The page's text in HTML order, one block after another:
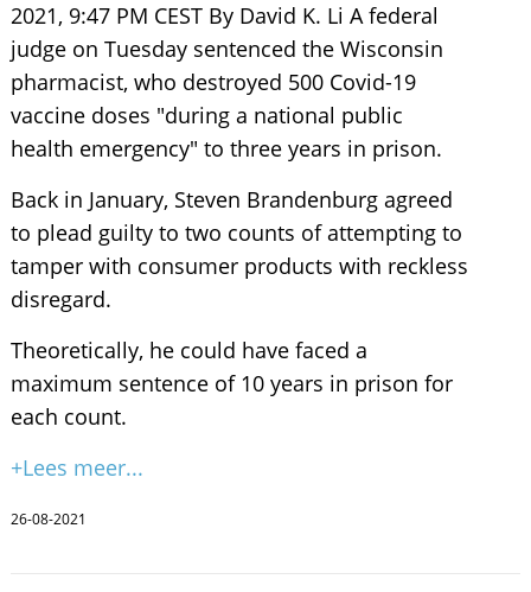
2021, 9:47 PM CEST By David K. Li A federal
judge on Tuesday sentenced the Wisconsin
pharmacist, who destroyed 500 Covid-19
vaccine doses "during a national public
health emergency" to three years in prison.
Back in January, Steven Brandenburg agreed
to plead guilty to two counts of attempting to
tamper with consumer products with reckless
disregard.
Theoretically, he could have faced a
maximum sentence of 10 years in prison for
each count.
+Lees meer...
26-08-2021